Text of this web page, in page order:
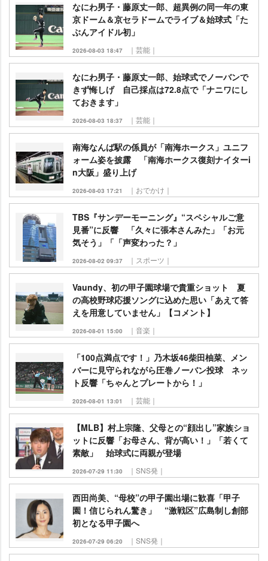
なにわ男子・藤原丈一郎、超異例の同一年の東
京ドーム＆京セラドームでライブ＆始球式「た
ぶんアイドル初」
2026-08-03 18:47 ｜芸能｜
なにわ男子・藤原丈一郎、始球式でノーバンで
きず悔しげ 自己採点は72.8点で「ナニワにし
ておきます」
2026-08-03 18:37 ｜芸能｜
南海なんば駅の係員が「南海ホークス」ユニフ
ォーム姿を披露 「南海ホークス復刻ナイターi
n大阪」盛り上げ
2026-08-03 17:21 ｜おでかけ｜
TBS『サンデーモーニング』“スペシャルご意
見番”に反響 「久々に張本さんみた」「お元
気そう」「「声変わった？」
2026-08-02 09:37 ｜スポーツ｜
Vaundy、初の甲子園球場で貴重ショット 夏
の高校野球応援ソングに込めた思い「あえて答
えを用意していません」【コメント】
2026-08-01 15:00 ｜音楽｜
「100点満点です！」乃木坂46柴田柚菜、メン
バーに見守られながら圧巻ノーバン投球 ネッ
ト反響「ちゃんとプレートから！」
2026-08-01 13:01 ｜芸能｜
【MLB】村上宗隆、父母との“顔出し”家族ショ
ットに反響「お母さん、背が高い！」「若くて
素敵」 始球式に両親が登場
2026-07-29 11:30 ｜SNS発｜
西田尚美、“母校”の甲子園出場に歓喜「甲子
園！信じられん驚き」 “激戦区”広島制し創部
初となる甲子園へ
2026-07-29 06:20 ｜SNS発｜